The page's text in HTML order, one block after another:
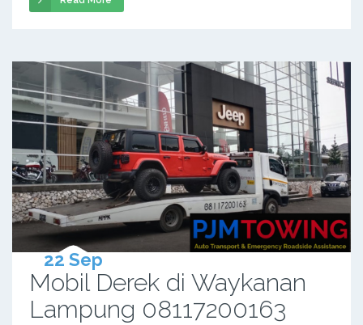
22 Sep
Mobil Derek di Waykanan
Lampung 08117200163